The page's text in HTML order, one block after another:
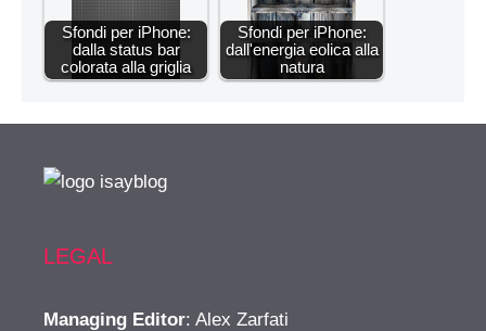
Sfondi per iPhone:
dalla status bar
colorata alla griglia
Sfondi per iPhone:
dall'energia eolica alla
natura
LEGAL
Managing Editor: Alex Zarfati